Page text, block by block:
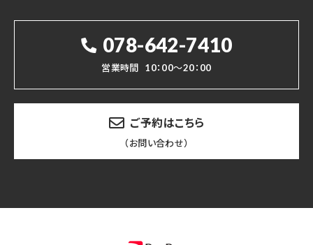
078-642-7410
営業時間 10：00～20：00
ご予約はこちら
（お問い合わせ）